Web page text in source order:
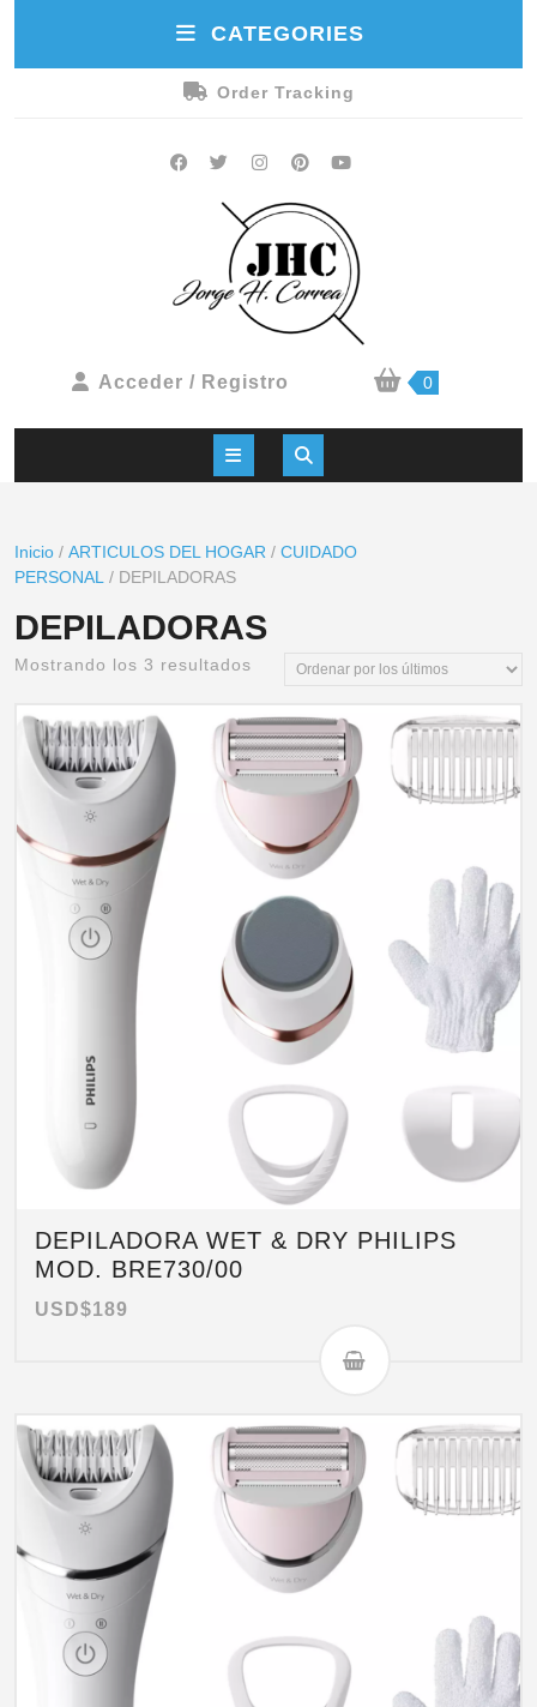
CATEGORIES
Order Tracking
Acceder / Registro 0
Inicio / ARTICULOS DEL HOGAR / CUIDADO
PERSONAL / DEPILADORAS
DEPILADORAS
Mostrando los 3 resultados
DEPILADORA WET & DRY PHILIPS
MOD. BRE730/00
USD$189